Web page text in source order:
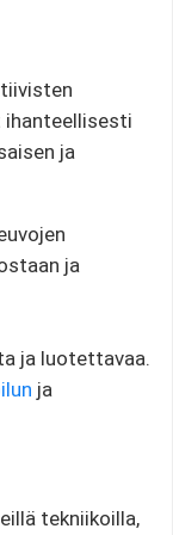
ihanteellisesti
ja
​​ja
ja luotettavaa.
ja
tekniikoilla,